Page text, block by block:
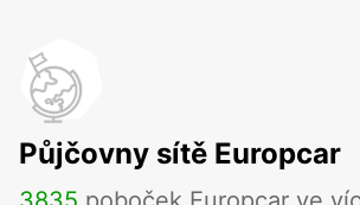
Půjčovny sítě Europcar